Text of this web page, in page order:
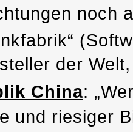
noch
der
China:
und riesiger